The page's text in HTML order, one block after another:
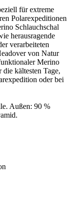
für extreme
Polarexpeditionen
Schlauchschal
herausragende
verarbeiteten
von Natur
Merino
kältesten Tage,
oder bei
Außen: 90 %